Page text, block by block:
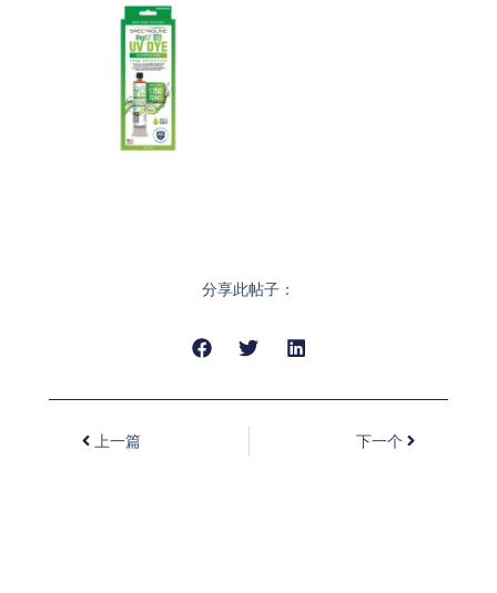
分享此帖子：
上一篇 下一个